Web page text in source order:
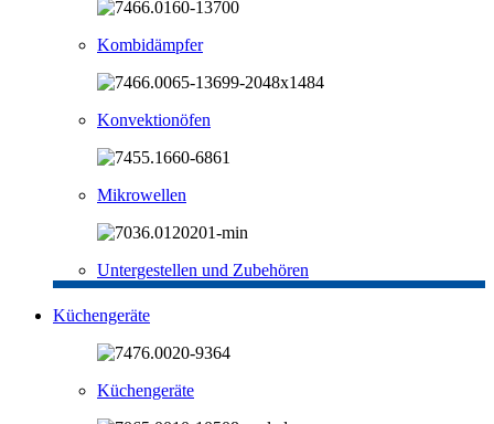
Kombidämpfer
Konvektionöfen
Mikrowellen
Untergestellen und Zubehören
Küchengeräte
Küchengeräte